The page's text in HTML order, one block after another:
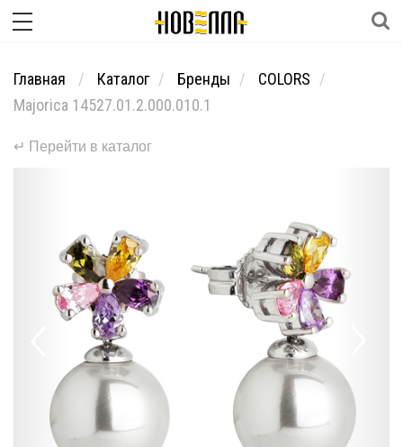
Главная Каталог Бренды
COLORS
Majorica 14527.01.2.000.010.1
↵ Перейти в каталог